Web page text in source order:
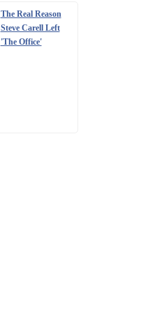
The Real Reason
Steve Carell Left
'The Office'